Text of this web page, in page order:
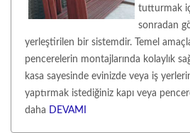
tutturmak
sonradan
yerleştirilen bir sistemdir. Temel
pencerelerin montajlarında kolaylık
kasa sayesinde evinizde veya iş
yaptırmak istediğiniz kapı veya
daha DEVAMI